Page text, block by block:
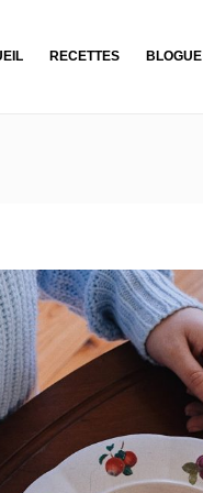
RECETTES BLOGUE